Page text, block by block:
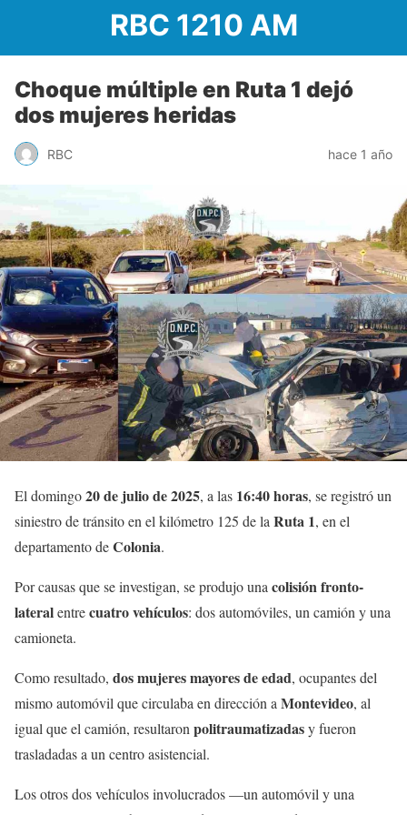
RBC 1210 AM
Choque múltiple en Ruta 1 dejó
dos mujeres heridas
RBC hace 1 año
El domingo20 de julio de 2025, a las 16:40 horas, se registró un
siniestro de tránsito en el kilómetro 125 de la Ruta 1, en el
departamento deColonia.
Por causas que se investigan, se produjo una colisión fronto-
lateralentrecuatro vehículos: dos automóviles, un camión y una
camioneta.
Como resultado, dos mujeres mayores de edad, ocupantes del
mismo automóvil que circulaba en dirección a Montevideo, al
igual que el camión, resultaron politraumatizadasy fueron
trasladadas a un centro asistencial.
Los otros dos vehículos involucrados —un automóvil y una